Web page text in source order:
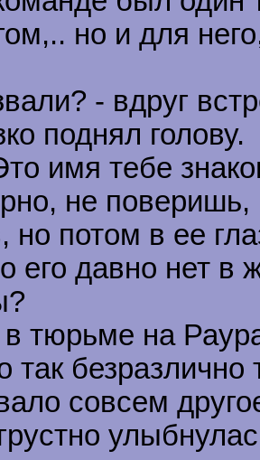
но и для
- вдруг
поднял голову.
имя тебе
не
но потом в ее
его давно нет
тюрьме на
так
совсем